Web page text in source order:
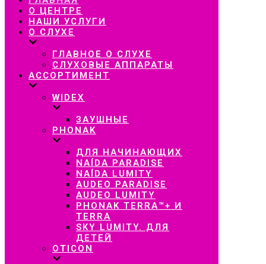
навигацию
О ЦЕНТРЕ
НАШИ УСЛУГИ
О СЛУХЕ
ГЛАВНОЕ О СЛУХЕ
СЛУХОВЫЕ АППАРАТЫ
АССОРТИМЕНТ
WIDEX
ЗАУШНЫЕ
PHONAK
ДЛЯ НАЧИНАЮЩИХ
NAÍDA PARADISE
NAÍDA LUMITY
AUDEO PARADISE
AUDEO LUMITY
PHONAK TERRA™+ И
TERRA
SKY LUMITY. ДЛЯ
ДЕТЕЙ
OTICON